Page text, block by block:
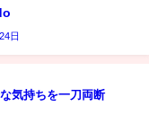
日
気持ちを一刀両断